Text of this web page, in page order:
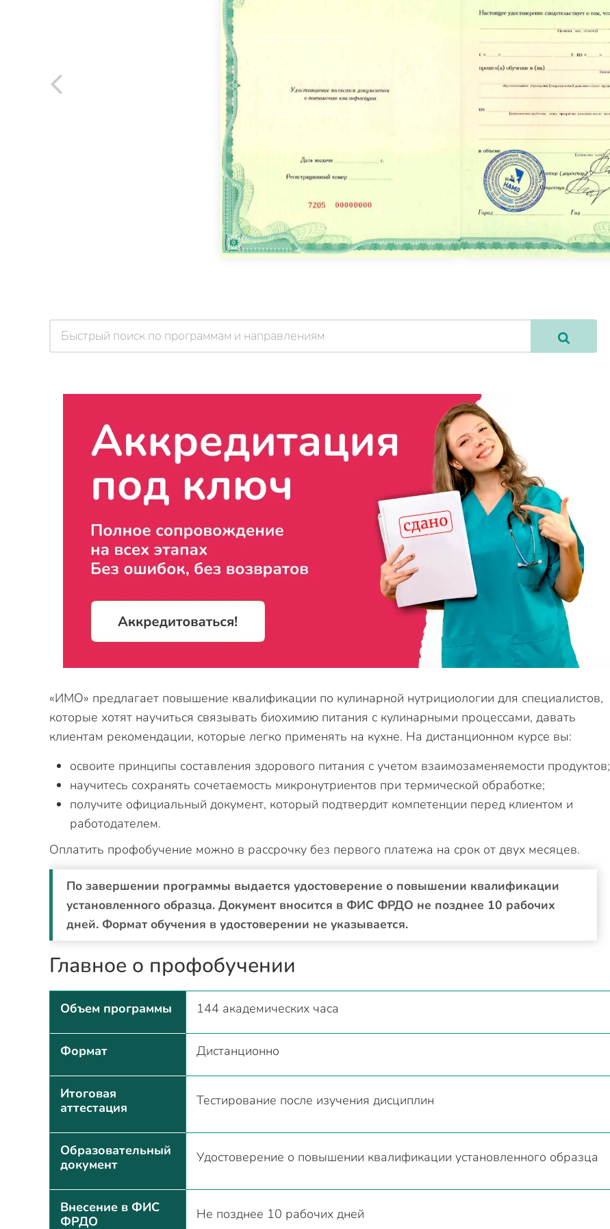
«ИМО» предлагает повышение квалификации по кулинарной нутрициологии для специалистов,
которые хотят научиться связывать биохимию питания с кулинарными процессами, давать
клиентам рекомендации, которые легко применять на кухне. На дистанционном курсе вы:
освоите принципы составления здорового питания с учетом взаимозаменяемости продуктов;
научитесь сохранять сочетаемость микронутриентов при термической обработке;
получите официальный документ, который подтвердит компетенции перед клиентом и
работодателем.
Оплатить профобучение можно в рассрочку без первого платежа на срок от двух месяцев.
По завершении программы выдается удостоверение о повышении квалификации
установленного образца. Документ вносится в ФИС ФРДО не позднее 10 рабочих
дней. Формат обучения в удостоверении не указывается.
Главное о профобучении
Объем программы 144 академических часа
Формат Дистанционно
Итоговая
аттестация
Тестирование после изучения дисциплин
Образовательный
документ
Удостоверение о повышении квалификации установленного образца
Внесение в ФИС
ФРДО
Не позднее 10 рабочих дней